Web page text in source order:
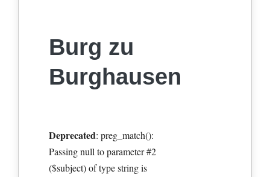
Burg zu
Burghausen
Deprecated: preg_match():
Passing null to parameter #2
($subject) of type string is